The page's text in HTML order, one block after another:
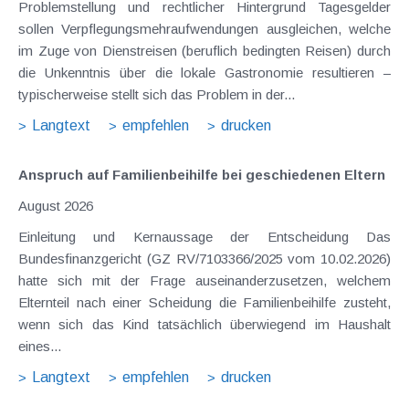
Problemstellung und rechtlicher Hintergrund Tagesgelder
sollen Verpflegungsmehraufwendungen ausgleichen, welche
im Zuge von Dienstreisen (beruflich bedingten Reisen) durch
die Unkenntnis über die lokale Gastronomie resultieren –
typischerweise stellt sich das Problem in der...
Langtext
empfehlen drucken
Anspruch auf Familienbeihilfe bei geschiedenen Eltern
August 2026
Einleitung und Kernaussage der Entscheidung Das
Bundesfinanzgericht (GZ RV/7103366/2025 vom 10.02.2026)
hatte sich mit der Frage auseinanderzusetzen, welchem
Elternteil nach einer Scheidung die Familienbeihilfe zusteht,
wenn sich das Kind tatsächlich überwiegend im Haushalt
eines...
Langtext
empfehlen drucken